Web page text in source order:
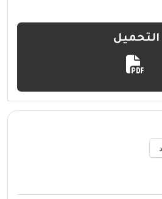
التحميل